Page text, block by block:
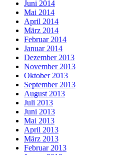
Juni 2014
Mai 2014
April 2014
März 2014
Februar 2014
Januar 2014
Dezember 2013
November 2013
Oktober 2013
September 2013
August 2013
Juli 2013
Juni 2013
Mai 2013
April 2013
März 2013
Februar 2013